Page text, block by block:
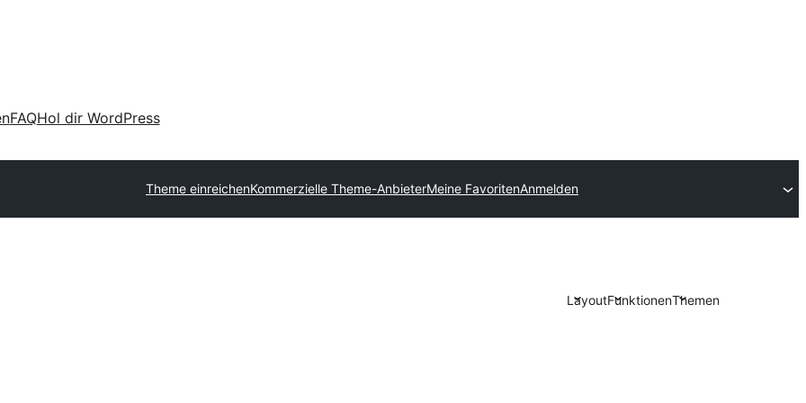
FAQHol dir WordPress
Theme einreichenKommerzielle Theme-AnbieterMeine FavoritenAnmelden
LayoutFunktionenThemen